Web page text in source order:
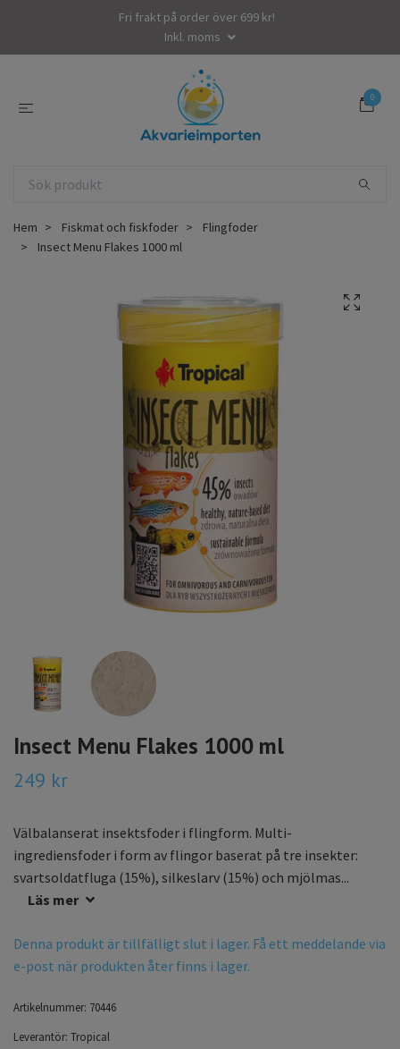
Fri frakt på order över 699 kr!
Inkl. moms
0
Hem Fiskmat och fiskfoder
Flingfoder
Insect Menu Flakes 1000 ml
Insect Menu Flakes 1000 ml
249 kr
Välbalanserat insektsfoder i flingform. Multi-
ingrediensfoder i form av flingor baserat på tre insekter:
svartsoldatfluga (15%), silkeslarv (15%) och mjölmas...
Läs mer
Denna produkt är tillfälligt slut i lager. Få ett meddelande via
e-post när produkten åter finns i lager.
Artikelnummer: 70446
Leverantör: Tropical